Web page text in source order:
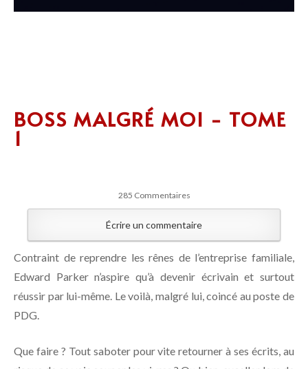
BOSS MALGRÉ MOI - TOME
1
285 Commentaires
Écrire un commentaire
Contraint de reprendre les rênes de l’entreprise familiale,
Edward Parker n’aspire qu’à devenir écrivain et surtout
réussir par lui-même. Le voilà, malgré lui, coincé au poste de
PDG.
Que faire ? Tout saboter pour vite retourner à ses écrits, au